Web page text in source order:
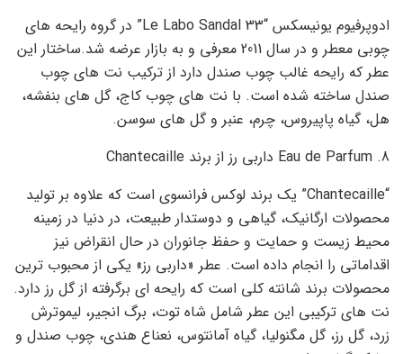
ادوپرفیوم یونیسکس “Le Labo Sandal 33” در گروه رایحه های
چوبی معطر و در سال 2011 معرفی و به بازار عرضه شد.ساختار این
عطر که رایحه غالب چوب صندل دارد از ترکیب نت های چوب
صندل ساخته شده است. با نت های چوب کاج، گل های بنفشه،
هل، گیاه پاپیروس، چرم، عنبر و گل های سوسن.
8. Eau de Parfum داربی رز از برند Chantecaille
“Chantecaille” یک برند لوکس فرانسوی است که علاوه بر تولید
محصولات ارگانیک، گیاهی و دوستدار طبیعت، در دنیا در زمینه
محیط زیست و حمایت و حفظ جانوران در حال انقراض نیز
اقداماتی را انجام داده است. عطر «داربی رز» یکی از محبوب ترین
محصولات برند شانته کلی است که رایحه ای برگرفته از گل رز دارد.
نت های ترکیبی این عطر شامل شاه توت، برگ انجیر، لیموترش
زرد، گل رز، گل مگنولیا، گیاه آمانتوس، نعناع هندی، چوب صندل و